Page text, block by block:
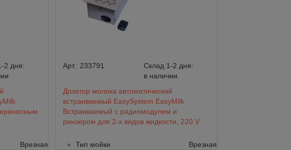
2 дня:
Врезная
Арт.: 233791
Склад 1-2 дня:
в наличии
Дозатор молока автоматический
встраиваемый EasySystem EasyMilk
Встраиваемый с радиомодулем и
ринзером для 2-х видов жидкости, 220 V
Тип мойки
Врезная